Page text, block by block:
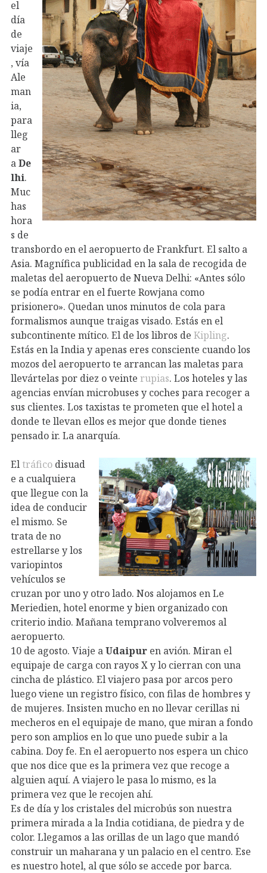
el
día
de
viaje
, vía
Ale
man
ia,
para
lleg
ar
aDe
lhi.
Muc
has
hora
s de
transbordo en el aeropuerto de Frankfurt. El salto a
Asia. Magnífica publicidad en la sala de recogida de
maletas del aeropuerto de Nueva Delhi: «Antes sólo
se podía entrar en el fuerte Rowjana como
prisionero». Quedan unos minutos de cola para
formalismos aunque traigas visado. Estás en el
subcontinente mítico. El de los libros de Kipling.
Estás en la India y apenas eres consciente cuando los
mozos del aeropuerto te arrancan las maletas para
llevártelas por diez o veinte rupias. Los hoteles y las
agencias envían microbuses y coches para recoger a
sus clientes. Los taxistas te prometen que el hotel a
donde te llevan ellos es mejor que donde tienes
pensado ir. La anarquía.
El tráfico disuad
e a cualquiera
que llegue con la
idea de conducir
el mismo. Se
trata de no
estrellarse y los
variopintos
vehículos se
cruzan por uno y otro lado. Nos alojamos en Le
Meriedien, hotel enorme y bien organizado con
criterio indio. Mañana temprano volveremos al
aeropuerto.
10 de agosto. Viaje aUdaipur en avión. Miran el
equipaje de carga con rayos X y lo cierran con una
cincha de plástico. El viajero pasa por arcos pero
luego viene un registro físico, con filas de hombres y
de mujeres. Insisten mucho en no llevar cerillas ni
mecheros en el equipaje de mano, que miran a fondo
pero son amplios en lo que uno puede subir a la
cabina. Doy fe. En el aeropuerto nos espera un chico
que nos dice que es la primera vez que recoge a
alguien aquí. A viajero le pasa lo mismo, es la
primera vez que le recojen ahí.
Es de día y los cristales del microbús son nuestra
primera mirada a la India cotidiana, de piedra y de
color. Llegamos a las orillas de un lago que mandó
construir un maharana y un palacio en el centro. Ese
es nuestro hotel, al que sólo se accede por barca.